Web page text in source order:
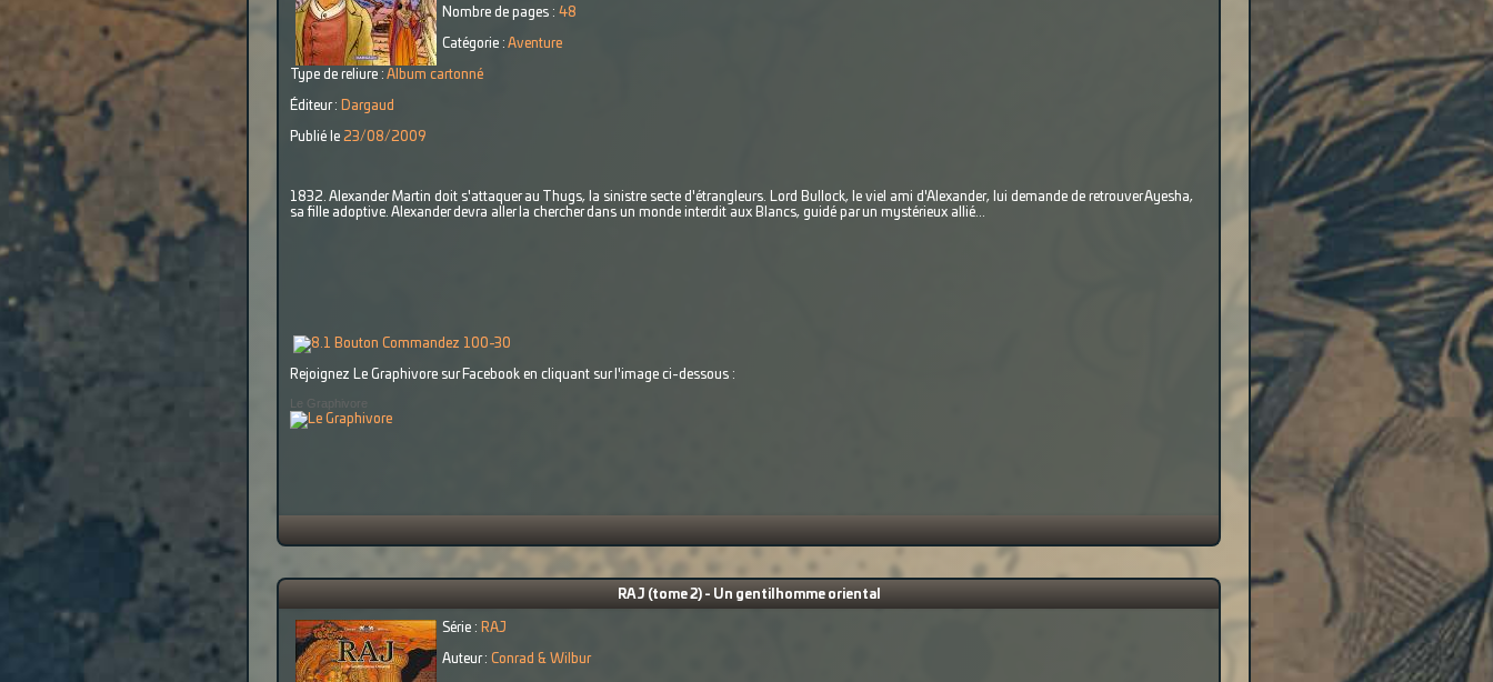
Nombre de pages : 48
Catégorie : Aventure
Type de reliure : Album cartonné
Éditeur : Dargaud
Publié le 23/08/2009
1832. Alexander Martin doit s'attaquer au Thugs, la sinistre secte d'étrangleurs. Lord Bullock, le viel ami d'Alexander, lui demande de retrouver Ayesha,
sa fille adoptive. Alexander devra aller la chercher dans un monde interdit aux Blancs, guidé par un mystérieux allié...
Rejoignez Le Graphivore sur Facebook en cliquant sur l'image ci-dessous :
Le Graphivore
RAJ (tome 2) - Un gentilhomme oriental
Série : RAJ
Auteur : Conrad & Wilbur